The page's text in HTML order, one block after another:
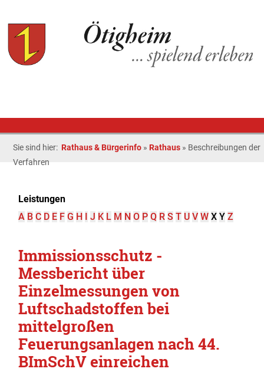
Sie sind hier: Rathaus & Bürgerinfo » Rathaus » Beschreibungen der
Verfahren
Leistungen
A B C D E F G H I J K L M N O P Q R S T U V W X Y Z
Immissionsschutz -
Messbericht über
Einzelmessungen von
Luftschadstoffen bei
mittelgroßen
Feuerungsanlagen nach 44.
BImSchV einreichen